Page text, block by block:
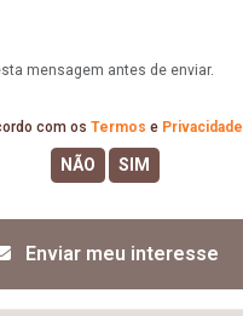
mensagem antes de enviar.
com os Termos e Privacidade
Enviar meu interesse